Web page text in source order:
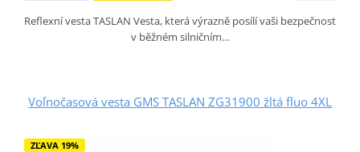
Reflexní vesta TASLAN Vesta, která výrazně posílí vaši bezpečnost
v běžném silničním…
Voľnočasová vesta GMS TASLAN ZG31900 žltá fluo 4XL
ZĽAVA 19%